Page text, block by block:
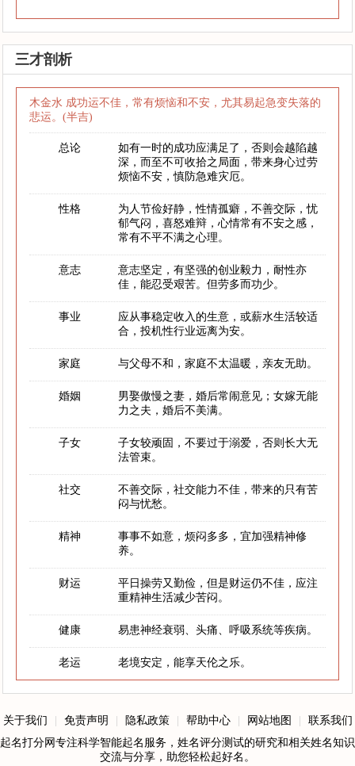
三才剖析
木金水 成功运不佳，常有烦恼和不安，尤其易起急变失落的
悲运。(半吉)
总论
如有一时的成功应满足了，否则会越陷越
深，而至不可收拾之局面，带来身心过劳
烦恼不安，慎防急难灾厄。
性格
为人节俭好静，性情孤癖，不善交际，忧
郁气闷，喜怒难辩，心情常有不安之感，
常有不平不满之心理。
意志
意志坚定，有坚强的创业毅力，耐性亦
佳，能忍受艰苦。但劳多而功少。
事业
应从事稳定收入的生意，或薪水生活较适
合，投机性行业远离为安。
家庭 与父母不和，家庭不太温暖，亲友无助。
婚姻
男娶傲慢之妻，婚后常闹意见；女嫁无能
力之夫，婚后不美满。
子女
子女较顽固，不要过于溺爱，否则长大无
法管束。
社交
不善交际，社交能力不佳，带来的只有苦
闷与忧愁。
精神
事事不如意，烦闷多多，宜加强精神修
养。
财运
平日操劳又勤俭，但是财运仍不佳，应注
重精神生活减少苦闷。
健康 易患神经衰弱、头痛、呼吸系统等疾病。
老运 老境安定，能享天伦之乐。
关于我们 免责声明 隐私政策 帮助中心 网站地图
联系我们
起名打分网专注科学智能起名服务，姓名评分测试的研究和相关姓名知识
交流与分享，助您轻松起好名。